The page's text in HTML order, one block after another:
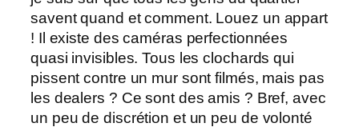
savent quand et comment. Louez un appart
! Il existe des caméras perfectionnées
quasi invisibles. Tous les clochards qui
pissent contre un mur sont filmés, mais pas
les dealers ? Ce sont des amis ? Bref, avec
un peu de discrétion et un peu de volonté